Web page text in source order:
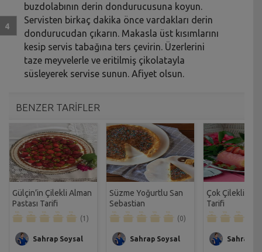
buzdolabının derin dondurucusuna koyun.
Servisten birkaç dakika önce vardakları derin
dondurucudan çıkarın. Makasla üst kısımlarını
kesip servis tabağına ters çevirin. Üzerlerini
taze meyvelerle ve eritilmiş çikolatayla
süsleyerek servise sunun. Afiyet olsun.
BENZER TARİFLER
Gülçin’in Çilekli Alman
Pastası Tarifi
(1)
Sahrap Soysal
Süzme Yoğurtlu San
Sebastian
Cheesecake Tarifi
(0)
Sahrap Soysal
Çok Çilekli
Tarifi
Sahrap